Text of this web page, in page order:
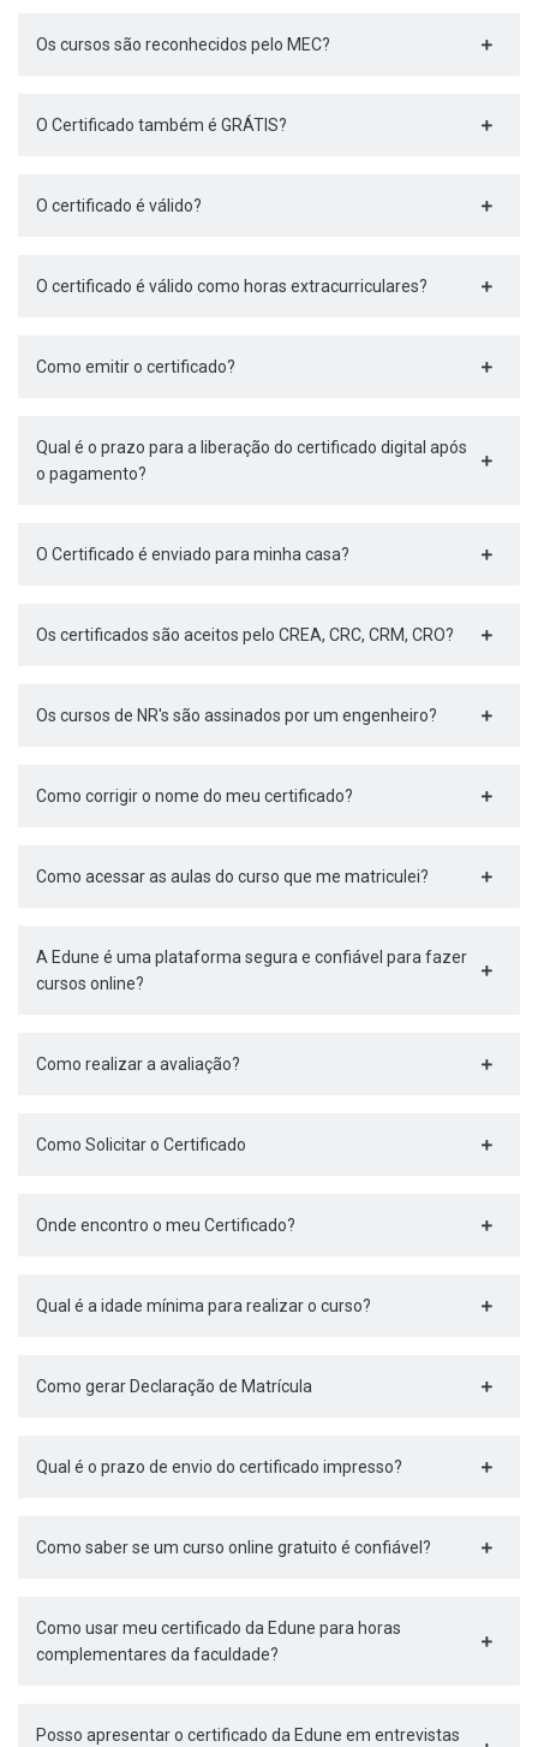
Os cursos são reconhecidos pelo MEC?
O Certificado também é GRÁTIS?
O certificado é válido?
O certificado é válido como horas extracurriculares?
Como emitir o certificado?
Qual é o prazo para a liberação do certificado digital após
o pagamento?
O Certificado é enviado para minha casa?
Os certificados são aceitos pelo CREA, CRC, CRM, CRO?
Os cursos de NR's são assinados por um engenheiro?
Como corrigir o nome do meu certificado?
Como acessar as aulas do curso que me matriculei?
A Edune é uma plataforma segura e confiável para fazer
cursos online?
Como realizar a avaliação?
Como Solicitar o Certificado
Onde encontro o meu Certificado?
Qual é a idade mínima para realizar o curso?
Como gerar Declaração de Matrícula
Qual é o prazo de envio do certificado impresso?
Como saber se um curso online gratuito é confiável?
Como usar meu certificado da Edune para horas
complementares da faculdade?
Posso apresentar o certificado da Edune em entrevistas